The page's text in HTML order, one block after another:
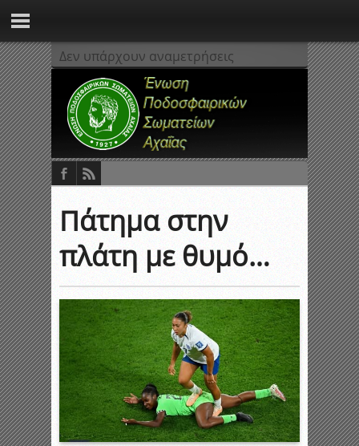
Δεν υπάρχουν αναμετρήσεις
Πάτημα στην
πλάτη με θυμό…